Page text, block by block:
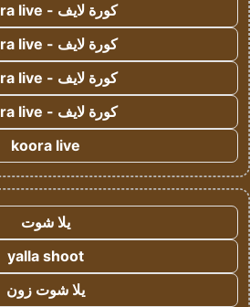
كورة لايف - koora live
كورة لايف - koora live
كورة لايف - koora live
كورة لايف - koora live
koora live
يلا شوت
yalla shoot
يلا شوت زون